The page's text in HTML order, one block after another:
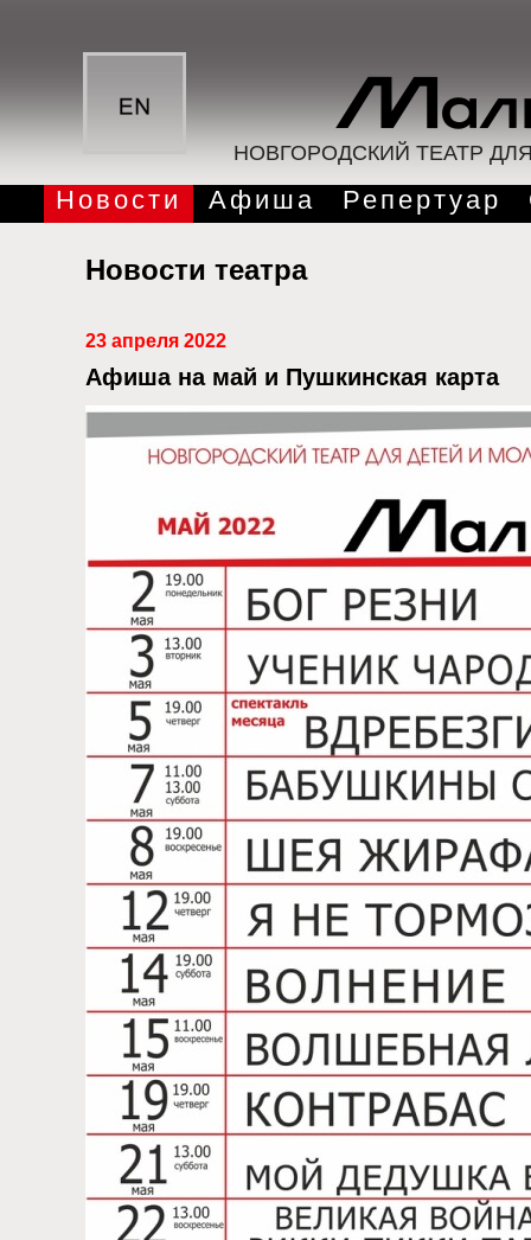
НОВГОРОДСКИЙ ТЕАТР
Новости Афиша Репертуар
Новости театра
23 апреля 2022
Афиша на май и Пушкинская карта